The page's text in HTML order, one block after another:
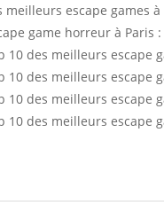
meilleurs escape games à
game horreur à
10 des meilleurs escape
10 des meilleurs escape
10 des meilleurs escape
10 des meilleurs escape